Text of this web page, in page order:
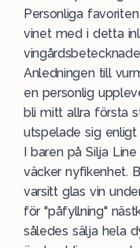
Personliga
vinet med i detta
Anledningen till
en personlig
bli mitt allra första
utspelade sig
I baren på Silja
väcker nyfikenhet.
varsitt glas vin
för "påfyllning"
således sälja hela